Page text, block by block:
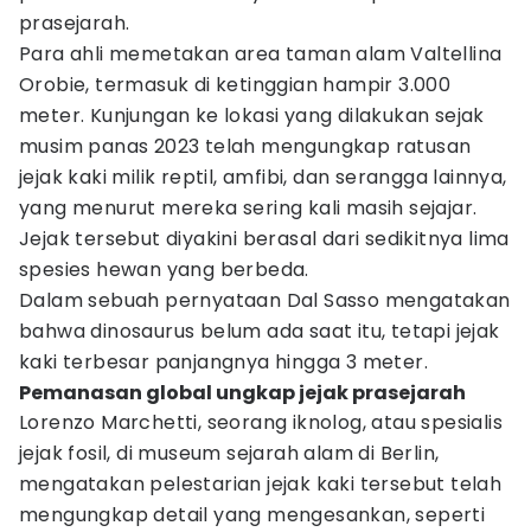
prasejarah.
Para ahli memetakan area taman alam Valtellina
Orobie, termasuk di ketinggian hampir 3.000
meter. Kunjungan ke lokasi yang dilakukan sejak
musim panas 2023 telah mengungkap ratusan
jejak kaki milik reptil, amfibi, dan serangga lainnya,
yang menurut mereka sering kali masih sejajar.
Jejak tersebut diyakini berasal dari sedikitnya lima
spesies hewan yang berbeda.
Dalam sebuah pernyataan Dal Sasso mengatakan
bahwa dinosaurus belum ada saat itu, tetapi jejak
kaki terbesar panjangnya hingga 3 meter.
Pemanasan global ungkap jejak prasejarah
Lorenzo Marchetti, seorang iknolog, atau spesialis
jejak fosil, di museum sejarah alam di Berlin,
mengatakan pelestarian jejak kaki tersebut telah
mengungkap detail yang mengesankan, seperti